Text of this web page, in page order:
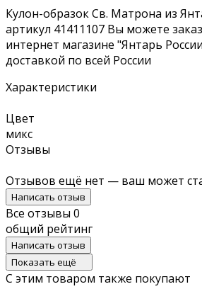
Кулон-образок Св. Матрона из
артикул 41411107 Вы можете
интернет магазине "Янтарь
доставкой по всей России
Характеристики
Цвет
микс
Отзывы
Отзывов ещё нет — ваш может
Написать отзыв
Все отзывы 0
общий рейтинг
Написать отзыв
Показать ещё
С этим товаром также покупают